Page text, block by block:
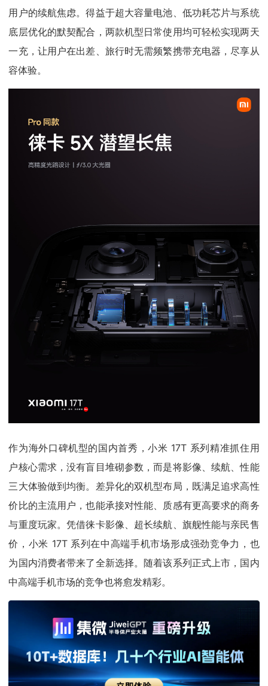
用户的续航焦虑。得益于超大容量电池、低功耗芯片与系统
底层优化的默契配合，两款机型日常使用均可轻松实现两天
一充，让用户在出差、旅行时无需频繁携带充电器，尽享从
容体验。
作为海外口碑机型的国内首秀，小米 17T 系列精准抓住用
户核心需求，没有盲目堆砌参数，而是将影像、续航、性能
三大体验做到均衡。差异化的双机型布局，既满足追求高性
价比的主流用户，也能承接对性能、质感有更高要求的商务
与重度玩家。凭借徕卡影像、超长续航、旗舰性能与亲民售
价，小米 17T 系列在中高端手机市场形成强劲竞争力，也
为国内消费者带来了全新选择。随着该系列正式上市，国内
中高端手机市场的竞争也将愈发精彩。